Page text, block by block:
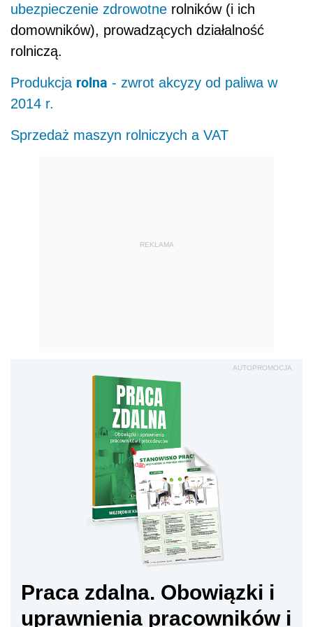
ubezpieczenie zdrowotne rolników (i ich
domowników), prowadzących działalność
rolniczą.
Produkcja rolna - zwrot akcyzy od paliwa w
2014 r.
Sprzedaż maszyn rolniczych a VAT
REKLAMA
AUTOPROMOCJA
Praca zdalna. Obowiązki i
uprawnienia pracowników i